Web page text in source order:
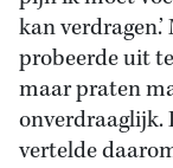
kan
probeerde uit
maar praten
onverdraaglijk.
vertelde